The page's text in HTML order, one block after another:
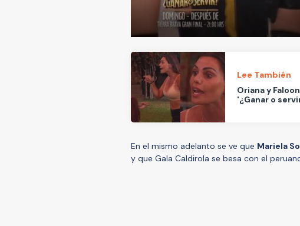
Lee También
Oriana y
'¿Ganar o
En el mismo adelanto se ve que Mariela
y que Gala Caldirola se besa con el